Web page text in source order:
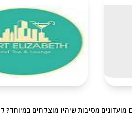
מועדונים מסיבות שיהיו מוצלחים